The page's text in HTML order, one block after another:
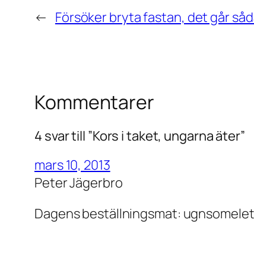
← Försöker bryta fastan, det går
Kommentarer
4 svar till ”Kors i taket, ungarna äter”
mars 10, 2013
Peter Jägerbro
Dagens beställningsmat: